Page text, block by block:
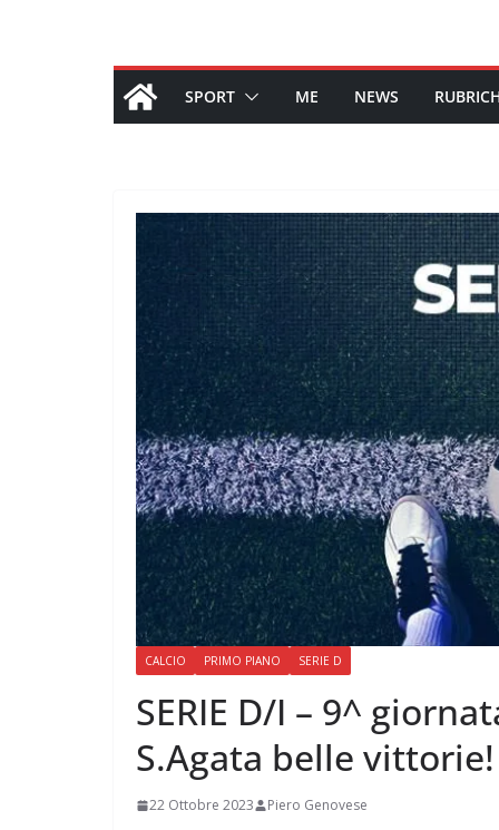
SPORT ME NEWS
CALCIO PRIMO PIANO SERIE D
SERIE D/I – 9^
S.Agata belle
22 Ottobre 2023 Piero Genovese